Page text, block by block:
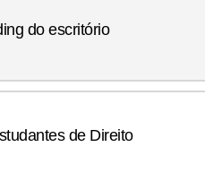
do escritório
de Direito